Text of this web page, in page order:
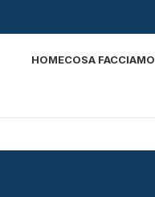
HOMECOSA FACCIAMO